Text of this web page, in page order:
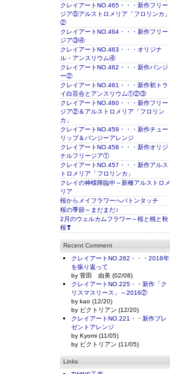
クレイアートNO.465・・・新作フリー
ジア⑤アルストロメリア「フロリンカ」
②
クレイアートNO.464・・・新作フリー
ジア③④
クレイアートNO.463・・・オリジナ
ル・アンスリウム④
クレイアートNO.462・・・新作パンジ
ー②
クレイアートNO.461・・・新作初トラ
イ白百合とアンスリウム①②③
クレイアートNO.460・・・新作フリー
ジア②＆アルストロメリア「フロリン
カ」
クレイアートNO.459・・・新作チュー
リップ＆パンジーアレンジ
クレイアートNO.458・・・新作オリジ
ナルフリージア①
クレイアートNO.457・・・新作アルス
トロメリア「フロリンカ」
クレイの神様降臨中～新種アルストロメ
リア
桜からメイフラワーへバトンタッチ
桜の季節～まだまだ♪
2月のウェルカムフラワー～桜と桃と秋
桜❣
Recent Comment
クレイアートNO.262・・・2018年
を振り返って
by 菅田 由美 (02/08)
クレイアートNO.225・・新作「ク
リスマスリース」～2016②
by kao (12/20)
by ビクトリアン (12/20)
クレイアートNO.221・・新作プレ
ゼントアレンジ
by Kyomi (11/05)
by ビクトリアン (11/05)
Links